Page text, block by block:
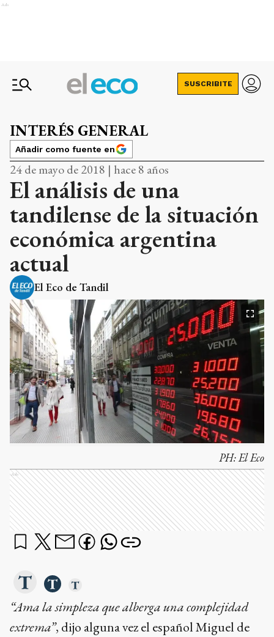
Ads
SUSCRIBITE
INTERÉS GENERAL
Añadir como fuente en
24 de mayo de 2018 | hace 8 años
El análisis de una
tandilense de la situación
económica argentina
actual
El Eco de Tandil
PH:El Eco
Ads
“Ama la simpleza que alberga una complejidad
extrema”, dijo alguna vez el español Miguel de